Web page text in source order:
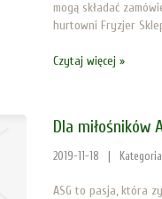
mogą składać
hurtowni Fryzjer
Czytaj więcej »
Dla miłośników
2019-11-18
ASG to pasja, która